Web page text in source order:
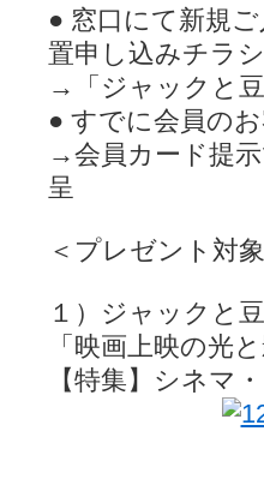
● 窓口にて新規
置申し込みチラシ
→「ジャックと
● すでに会員の
→会員カード提
呈
＜プレゼント対
１）ジャックと
「映画上映の光
【特集】シネマ